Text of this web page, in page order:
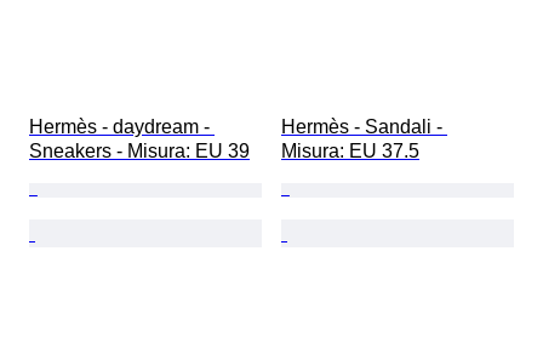
Hermès - daydream -
Sneakers - Misura: EU 39
Hermès - Sandali -
Misura: EU 37.5